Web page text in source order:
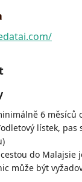
6 měsíců
lístek, pas
do Malajsie
může být